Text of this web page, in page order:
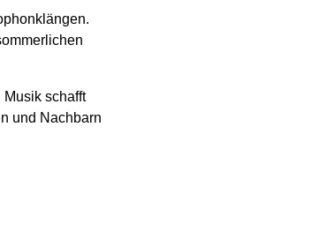
schafft
und Nachbarn